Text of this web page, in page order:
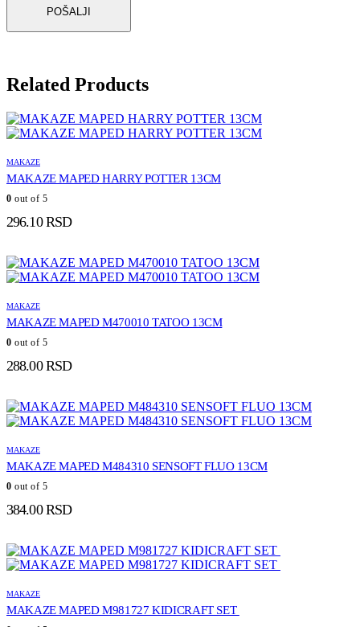
Related Products
MAKAZE
MAKAZE MAPED HARRY POTTER 13CM
0 out of 5
296.10RSD
MAKAZE
MAKAZE MAPED M470010 TATOO 13CM
0 out of 5
288.00RSD
MAKAZE
MAKAZE MAPED M484310 SENSOFT FLUO 13CM
0 out of 5
384.00RSD
MAKAZE
MAKAZE MAPED M981727 KIDICRAFT SET